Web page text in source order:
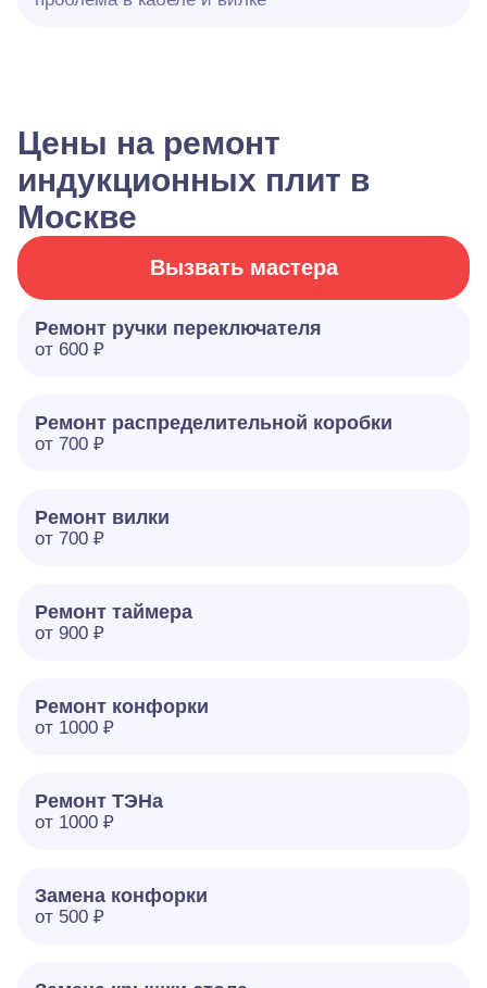
Цены на ремонт
индукционных плит в
Москве
Вызвать мастера
Ремонт ручки переключателя
от 600 ₽
Ремонт распределительной коробки
от 700 ₽
Ремонт вилки
от 700 ₽
Ремонт таймера
от 900 ₽
Ремонт конфорки
от 1000 ₽
Ремонт ТЭНа
от 1000 ₽
Замена конфорки
от 500 ₽